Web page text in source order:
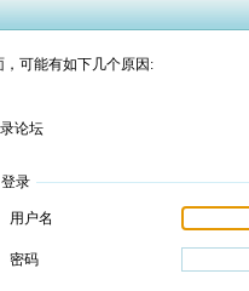
可能有如下几个原因:
论坛
登录
用户名
密码